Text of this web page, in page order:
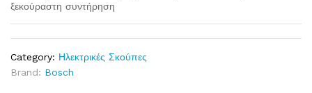
ξεκούραστη συντήρηση
Category: Ηλεκτρικές Σκούπες
Brand: Bosch